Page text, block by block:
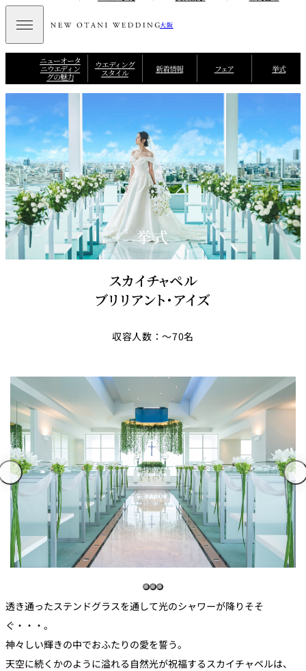
大阪
ニューオータ
ニウエディン
グの魅力
ウエディング
スタイル 新着情報 フェア 挙式
挙式
スカイチャペル
ブリリアント・アイズ
収容人数：～70名
透き通ったステンドグラスを通して光のシャワーが降りそそ
ぐ・・・。
神々しい輝きの中でおふたりの愛を誓う。
天空に続くかのように溢れる自然光が祝福するスカイチャペルは、